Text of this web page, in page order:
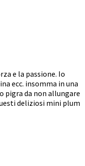
e la passione. Io
ecc. insomma in una
pigra da non allungare
deliziosi mini plum